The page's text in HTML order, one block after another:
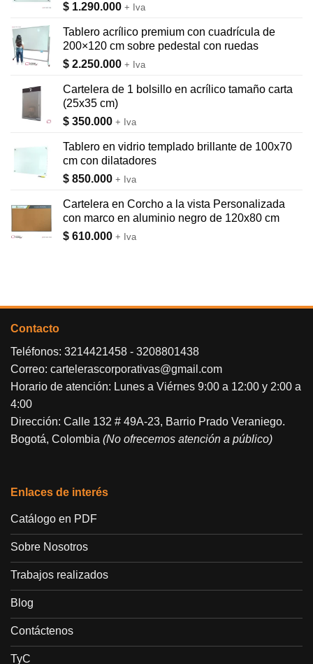
$ 1.290.000 + Iva
Tablero acrílico premium con cuadrícula de
200×120 cm sobre pedestal con ruedas
$ 2.250.000 + Iva
Cartelera de 1 bolsillo en acrílico tamaño carta
(25x35 cm)
$ 350.000 + Iva
Tablero en vidrio templado brillante de 100x70
cm con dilatadores
$ 850.000 + Iva
Cartelera en Corcho a la vista Personalizada
con marco en aluminio negro de 120x80 cm
$ 610.000 + Iva
Contacto
Teléfonos: 3214421458 - 3208801438
Correo: cartelerascorporativas@gmail.com
Horario de atención: Lunes a Viérnes 9:00 a 12:00 y 2:00 a
4:00
Dirección: Calle 132 # 49A-23, Barrio Prado Veraniego.
Bogotá, Colombia (No ofrecemos atención a público)
Enlaces de interés
Catálogo en PDF
Sobre Nosotros
Trabajos realizados
Blog
Contáctenos
TyC